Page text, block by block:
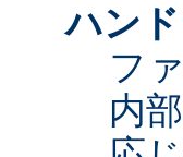
ハン
フ
内